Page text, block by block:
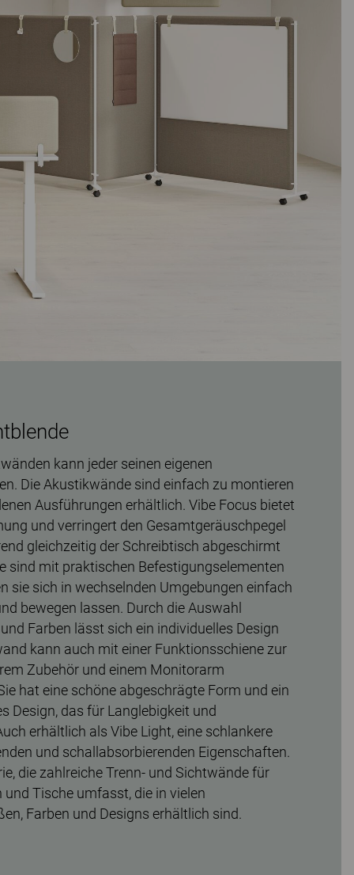
kann jeder seinen eigenen
Die Akustikwände sind einfach zu montieren
Ausführungen erhältlich. Vibe Focus bietet
und verringert den Gesamtgeräuschpegel
gleichzeitig der Schreibtisch abgeschirmt
sind mit praktischen Befestigungselementen
sie sich in wechselnden Umgebungen einfach
bewegen lassen. Durch die Auswahl
Farben lässt sich ein individuelles Design
kann auch mit einer Funktionsschiene zur
Zubehör und einem Monitorarm
hat eine schöne abgeschrägte Form und ein
Design, das für Langlebigkeit und
erhältlich als Vibe Light, eine schlankere
und schallabsorbierenden Eigenschaften.
die zahlreiche Trenn- und Sichtwände für
und Tische umfasst, die in vielen
Farben und Designs erhältlich sind.